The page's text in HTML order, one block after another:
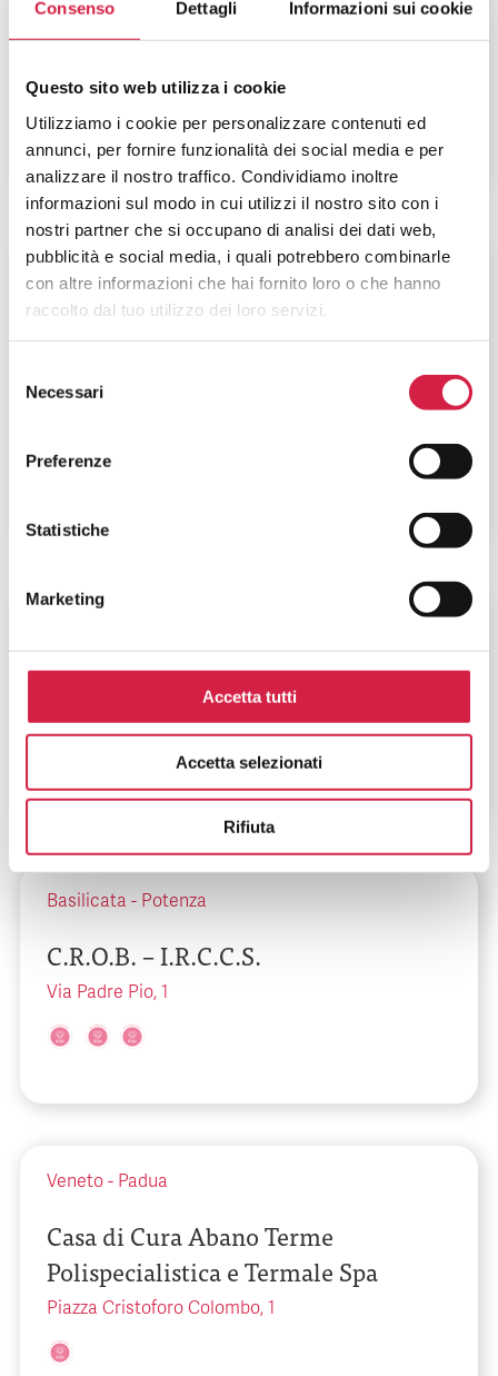
Consenso Dettagli Informazioni sui cookie
Questo sito web utilizza i cookie
Utilizziamo i cookie per personalizzare contenuti ed
annunci, per fornire funzionalità dei social media e per
analizzare il nostro traffico. Condividiamo inoltre
informazioni sul modo in cui utilizzi il nostro sito con i
nostri partner che si occupano di analisi dei dati web,
pubblicità e social media, i quali potrebbero combinarle
con altre informazioni che hai fornito loro o che hanno
raccolto dal tuo utilizzo dei loro servizi.
delNecessari
Preferenze
Statistiche
Marketing
Accetta tutti
Accetta selezionati
Rifiuta
Monfalcone
Via Galvani, 1
Friuli-Venezia Giulia-Trieste
Azienda Sanitaria Universitaria
Maggiore
C.B.H. Presidio Mater Dei
Basilicata - Potenza
C.R.O.B. – I.R.C.C.S.
Via Padre Pio, 1
Veneto - Padua
Casa di Cura Abano Terme
Polispecialistica e Termale Spa
Piazza Cristoforo Colombo, 1